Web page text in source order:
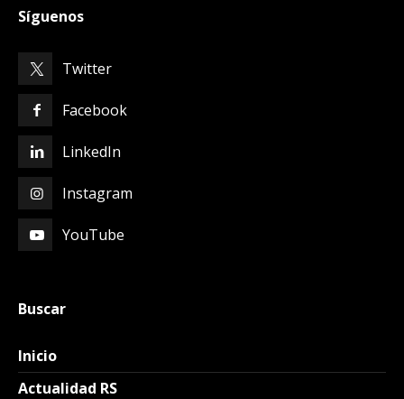
Síguenos
Twitter
Facebook
LinkedIn
Instagram
YouTube
Buscar
Inicio
Actualidad RS